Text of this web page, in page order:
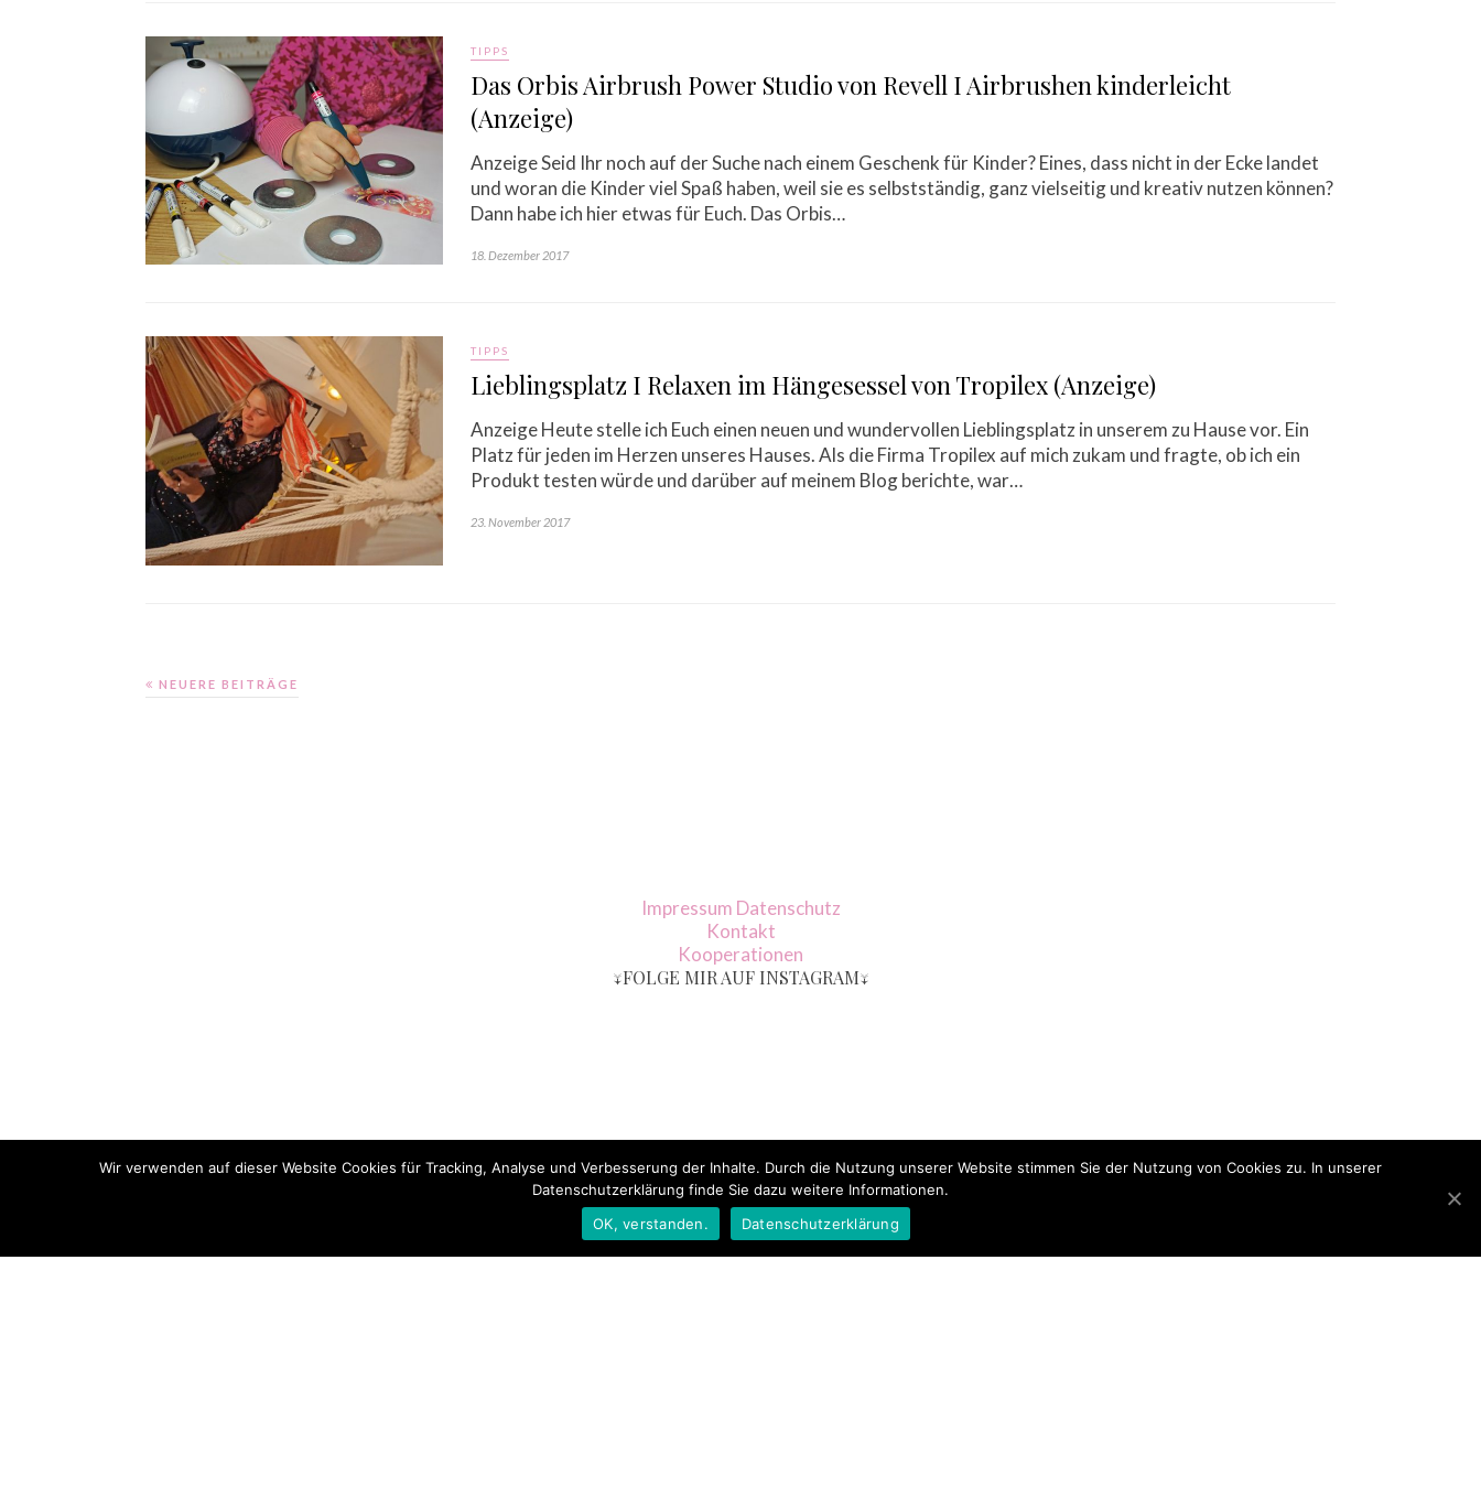
TIPPS
Das Orbis Airbrush Power Studio von Revell I Airbrushen kinderleicht
(Anzeige)
Anzeige Seid Ihr noch auf der Suche nach einem Geschenk für Kinder? Eines, dass nicht in der Ecke landet
und woran die Kinder viel Spaß haben, weil sie es selbstständig, ganz vielseitig und kreativ nutzen können?
Dann habe ich hier etwas für Euch. Das Orbis…
18. Dezember 2017
TIPPS
Lieblingsplatz I Relaxen im Hängesessel von Tropilex (Anzeige)
Anzeige Heute stelle ich Euch einen neuen und wundervollen Lieblingsplatz in unserem zu Hause vor. Ein
Platz für jeden im Herzen unseres Hauses. Als die Firma Tropilex auf mich zukam und fragte, ob ich ein
Produkt testen würde und darüber auf meinem Blog berichte, war…
23. November 2017
NEUERE BEITRÄGE
Impressum Datenschutz
Kontakt
Kooperationen
↓FOLGE MIR AUF INSTAGRAM↓
Wir verwenden auf dieser Website Cookies für Tracking, Analyse und Verbesserung der Inhalte. Durch die Nutzung unserer Website stimmen Sie der Nutzung von Cookies zu. In unserer
Datenschutzerklärung finde Sie dazu weitere Informationen.
OK, verstanden.
Datenschutzerklärung